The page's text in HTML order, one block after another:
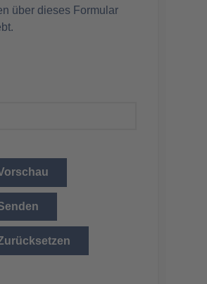
über dieses Formular